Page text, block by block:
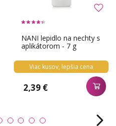
NANI lepidlo na nechty s
aplikátorom - 7 g
Viac kusov, lepšia cena
2,39 €